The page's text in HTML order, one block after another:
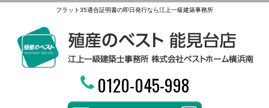
フラット35適合証明書の即日発行なら江上一級建築事務所
0120-045-998